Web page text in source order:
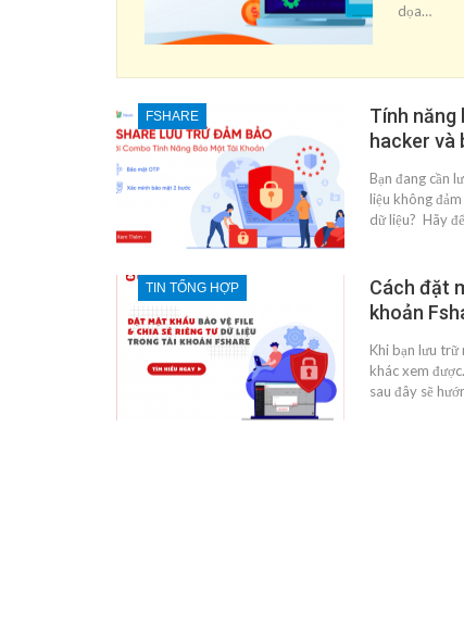
dọa…
FSHARE
Tính năng
hacker và
Bạn đang cần
liệu không
dữ liệu? Hãy
TIN TỔNG HỢP
Cách đặt
khoản
Khi bạn lưu
khác xem
sau đây sẽ